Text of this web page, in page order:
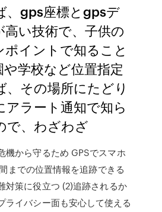
、gps座標とgpsデ
高い技術で、子供の
ポイントで知ること
学校など位置指定
、その場所にたどり
アラート通知で知ら
で、わざわざ
機から守るため GPSでスマホ
までの位置情報を追跡できる
対策に役立つ (2)追跡されるか
ライバシー面も安心して使える